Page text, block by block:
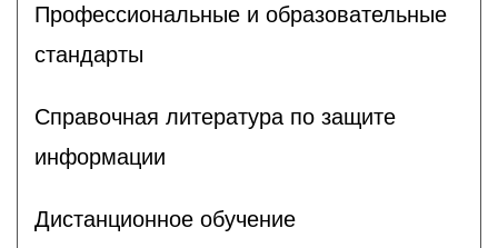
Профессиональные и образовательные
стандарты
Справочная литература по защите
информации
Дистанционное обучение